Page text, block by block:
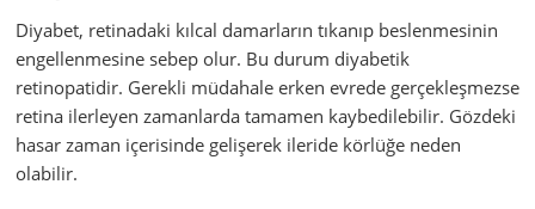
Diyabet, retinadaki kılcal damarların tıkanıp beslenmesinin
engellenmesine sebep olur. Bu durum diyabetik
retinopatidir. Gerekli müdahale erken evrede gerçekleşmezse
retina ilerleyen zamanlarda tamamen kaybedilebilir. Gözdeki
hasar zaman içerisinde gelişerek ileride körlüğe neden
olabilir.